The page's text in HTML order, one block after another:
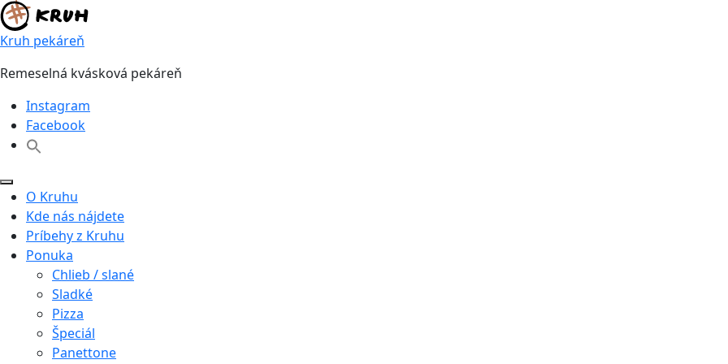
Skip
to
content
Kruh pekáreň
Remeselná kvásková pekáreň
Instagram
Facebook
O Kruhu
Kde nás nájdete
Príbehy z Kruhu
Ponuka
Chlieb / slané
Sladké
Pizza
Špeciál
Panettone